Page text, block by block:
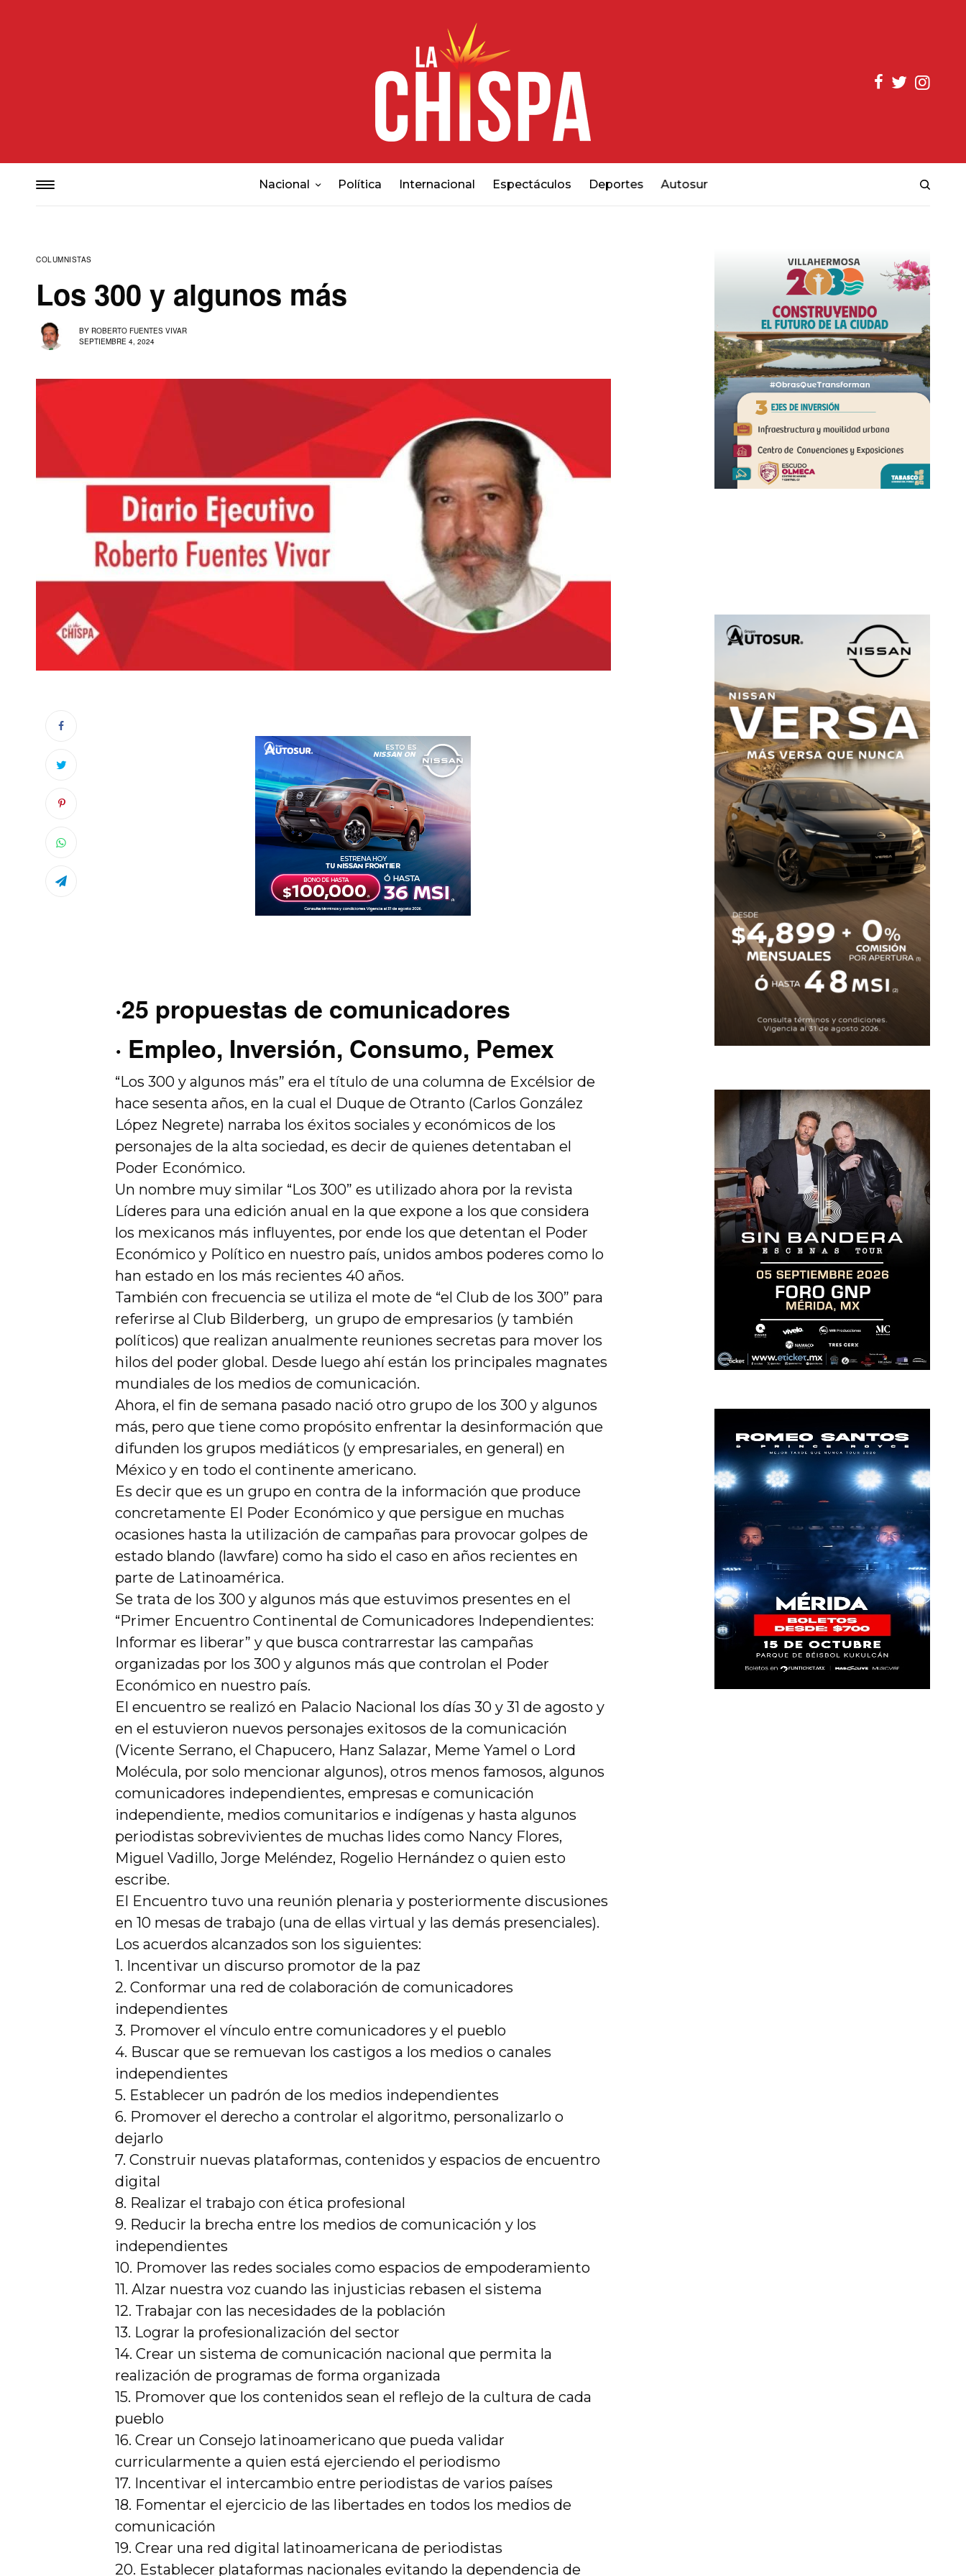
Nacional Política Internacional Espectáculos Deportes Autosur
COLUMNISTAS
Los 300 y algunos más
BY ROBERTO FUENTES VIVAR
SEPTIEMBRE 4, 2024
·25 propuestas de comunicadores
· Empleo, Inversión, Consumo, Pemex
“Los 300 y algunos más” era el título de una columna de Excélsior de
hace sesenta años, en la cual el Duque de Otranto (Carlos González
López Negrete) narraba los éxitos sociales y económicos de los
personajes de la alta sociedad, es decir de quienes detentaban el
Poder Económico.
Un nombre muy similar “Los 300” es utilizado ahora por la revista
Líderes para una edición anual en la que expone a los que considera
los mexicanos más influyentes, por ende los que detentan el Poder
Económico y Político en nuestro país, unidos ambos poderes como lo
han estado en los más recientes 40 años.
También con frecuencia se utiliza el mote de “el Club de los 300” para
referirse al Club Bilderberg, un grupo de empresarios (y también
políticos) que realizan anualmente reuniones secretas para mover los
hilos del poder global. Desde luego ahí están los principales magnates
mundiales de los medios de comunicación.
Ahora, el fin de semana pasado nació otro grupo de los 300 y algunos
más, pero que tiene como propósito enfrentar la desinformación que
difunden los grupos mediáticos (y empresariales, en general) en
México y en todo el continente americano.
Es decir que es un grupo en contra de la información que produce
concretamente El Poder Económico y que persigue en muchas
ocasiones hasta la utilización de campañas para provocar golpes de
estado blando (lawfare) como ha sido el caso en años recientes en
parte de Latinoamérica.
Se trata de los 300 y algunos más que estuvimos presentes en el
“Primer Encuentro Continental de Comunicadores Independientes:
Informar es liberar” y que busca contrarrestar las campañas
organizadas por los 300 y algunos más que controlan el Poder
Económico en nuestro país.
El encuentro se realizó en Palacio Nacional los días 30 y 31 de agosto y
en el estuvieron nuevos personajes exitosos de la comunicación
(Vicente Serrano, el Chapucero, Hanz Salazar, Meme Yamel o Lord
Molécula, por solo mencionar algunos), otros menos famosos, algunos
comunicadores independientes, empresas e comunicación
independiente, medios comunitarios e indígenas y hasta algunos
periodistas sobrevivientes de muchas lides como Nancy Flores,
Miguel Vadillo, Jorge Meléndez, Rogelio Hernández o quien esto
escribe.
El Encuentro tuvo una reunión plenaria y posteriormente discusiones
en 10 mesas de trabajo (una de ellas virtual y las demás presenciales).
Los acuerdos alcanzados son los siguientes:
1. Incentivar un discurso promotor de la paz
2. Conformar una red de colaboración de comunicadores
independientes
3. Promover el vínculo entre comunicadores y el pueblo
4. Buscar que se remuevan los castigos a los medios o canales
independientes
5. Establecer un padrón de los medios independientes
6. Promover el derecho a controlar el algoritmo, personalizarlo o
dejarlo
7. Construir nuevas plataformas, contenidos y espacios de encuentro
digital
8. Realizar el trabajo con ética profesional
9. Reducir la brecha entre los medios de comunicación y los
independientes
10. Promover las redes sociales como espacios de empoderamiento
11. Alzar nuestra voz cuando las injusticias rebasen el sistema
12. Trabajar con las necesidades de la población
13. Lograr la profesionalización del sector
14. Crear un sistema de comunicación nacional que permita la
realización de programas de forma organizada
15. Promover que los contenidos sean el reflejo de la cultura de cada
pueblo
16. Crear un Consejo latinoamericano que pueda validar
curricularmente a quien está ejerciendo el periodismo
17. Incentivar el intercambio entre periodistas de varios países
18. Fomentar el ejercicio de las libertades en todos los medios de
comunicación
19. Crear una red digital latinoamericana de periodistas
20. Establecer plataformas nacionales evitando la dependencia de